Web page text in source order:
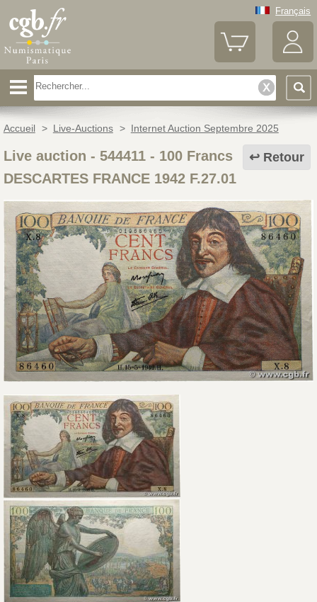
Français
Accueil > Live-Auctions > Internet Auction Septembre 2025
Retour
Live auction - 544411- 100 Francs
DESCARTES FRANCE 1942 F.27.01